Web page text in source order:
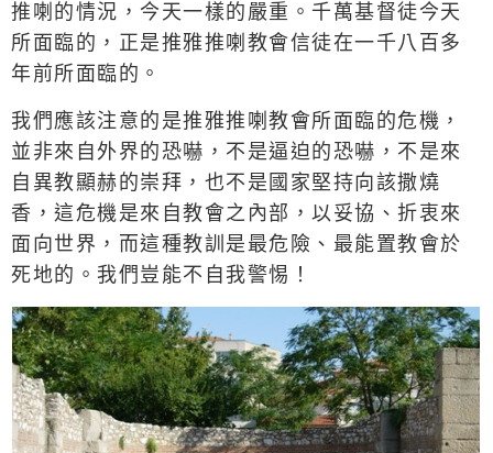
推喇的情況，今天一樣的嚴重。千萬基督徒今天
所面臨的，正是推雅推喇教會信徒在一千八百多
年前所面臨的。
我們應該注意的是推雅推喇教會所面臨的危機，
並非來自外界的恐嚇，不是逼迫的恐嚇，不是來
自異教顯赫的崇拜，也不是國家堅持向該撒燒
香，這危機是來自教會之內部，以妥協、折衷來
面向世界，而這種教訓是最危險、最能置教會於
死地的。我們豈能不自我警惕！